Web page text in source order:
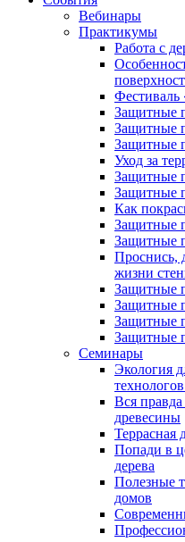
Вебинары
Практикумы
Работа с
Фестиваль
Защитные
Защитные
Защитные
Уход за
Защитные
Защитные
Как
Защитные
Защитные
Проснись,
жизни
Защитные
Защитные
Защитные
Защитные
Семинары
Экология
Вся
древесины
Террасная
Попади в
дерева
Полезные
домов